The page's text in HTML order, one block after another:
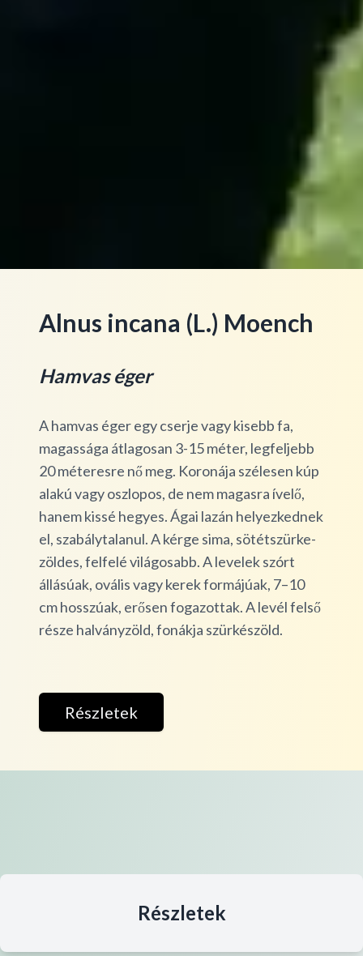
Alnus incana (L.) Moench
Hamvas éger
A hamvas éger egy cserje vagy kisebb fa,
magassága átlagosan 3-15 méter, legfeljebb
20 méteresre nő meg. Koronája szélesen kúp
alakú vagy oszlopos, de nem magasra ívelő,
hanem kissé hegyes. Ágai lazán helyezkednek
el, szabálytalanul. A kérge sima, sötétszürke-
zöldes, felfelé világosabb. A levelek szórt
állásúak, ovális vagy kerek formájúak, 7–10
cm hosszúak, erősen fogazottak. A levél felső
része halványzöld, fonákja szürkészöld.
Részletek
Részletek